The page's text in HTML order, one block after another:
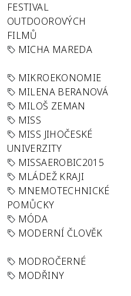
FESTIVAL
OUTDOOROVÝCH
FILMŮ
MICHA MAREDA
MIKROEKONOMIE
MILENA BERANOVÁ
MILOŠ ZEMAN
MISS
MISS JIHOČESKÉ
UNIVERZITY
MISSAEROBIC2015
MLÁDEŽ KRAJI
MNEMOTECHNICKÉ
POMŮCKY
MÓDA
MODERNÍ ČLOVĚK
MODROČERNÉ
MODŘINY